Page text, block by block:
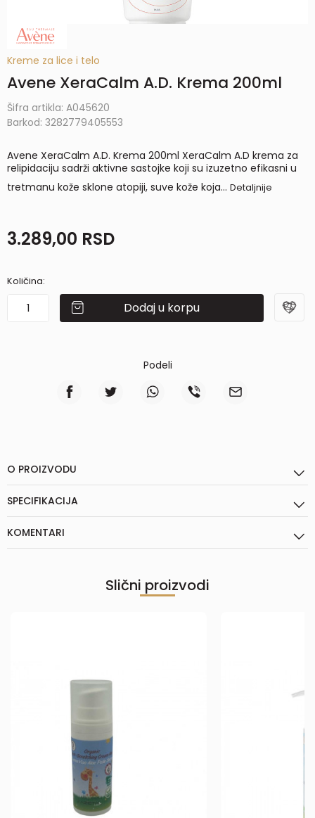
Kreme za lice i telo
Avene XeraCalm A.D. Krema 200ml
Šifra artikla: A045620
Barkod: 3282779405553
Avene XeraCalm A.D. Krema 200ml XeraCalm A.D krema za
relipidaciju sadrži aktivne sastojke koji su izuzetno efikasni u
tretmanu kože sklone atopiji, suve kože koja... Detaljnije
3.289,00 RSD
Količina:
Dodaj u korpu
Podeli
O PROIZVODU
SPECIFIKACIJA
KOMENTARI
Slični proizvodi